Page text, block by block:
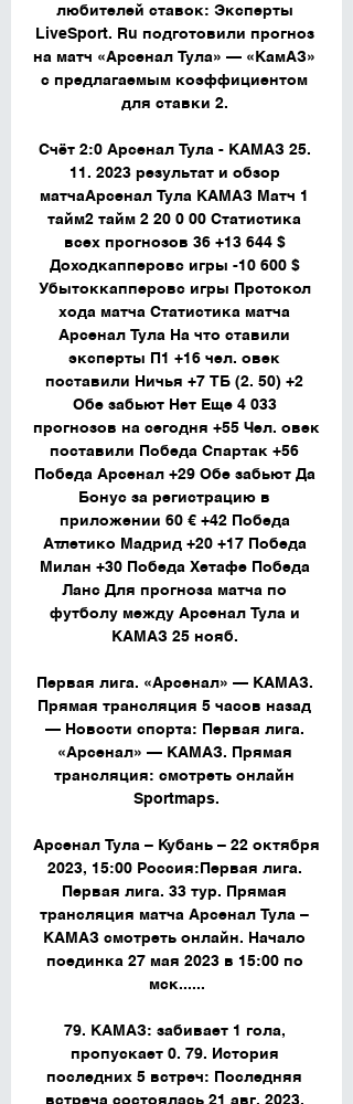
любителей ставок: Эксперты
LiveSport. Ru подготовили прогноз
на матч «Арсенал Тула» — «КамАЗ»
с предлагаемым коэффициентом
для ставки 2.
Счёт 2:0 Арсенал Тула - КАМАЗ 25.
11. 2023 результат и обзор
матчаАрсенал Тула КАМАЗ Матч 1
тайм2 тайм 2 20 0 00 Статистика
всех прогнозов 36 +13 644 $
Доходкапперовс игры -10 600 $
Убытоккапперовс игры Протокол
хода матча Cтатистика матча
Арсенал Тула На что ставили
эксперты П1 +16 чел. овек
поставили Ничья +7 ТБ (2. 50) +2
Обе забьют Нет Еще 4 033
прогнозов на сегодня +55 Чел. овек
поставили Победа Спартак +56
Победа Арсенал +29 Обе забьют Да
Бонус за регистрацию в
приложении 60 € +42 Победа
Атлетико Мадрид +20 +17 Победа
Милан +30 Победа Хетафе Победа
Ланс Для прогноза матча по
футболу между Арсенал Тула и
КАМАЗ 25 нояб.
Первая лига. «Арсенал» — КАМАЗ.
Прямая трансляция 5 часов назад
— Новости спорта: Первая лига.
«Арсенал» — КАМАЗ. Прямая
трансляция: смотреть онлайн
Sportmaps.
Арсенал Тула – Кубань – 22 октября
2023, 15:00 Россия:Первая лига.
Первая лига. 33 тур. Прямая
трансляция матча Арсенал Тула –
КАМАЗ смотреть онлайн. Начало
поединка 27 мая 2023 в 15:00 по
мск......
79. КАМАЗ: забивает 1 гола,
пропускает 0. 79. История
последних 5 встреч: Последняя
встреча состоялась 21 авг. 2023,